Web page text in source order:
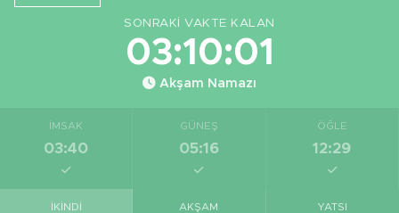
SONRAKI VAKTE KALAN
03:10:01
Akşam Namazı
İMSAK
03:40
GÜNEŞ
05:16
ÖĞLE
12:29
İKINDI AKŞAM YATSI